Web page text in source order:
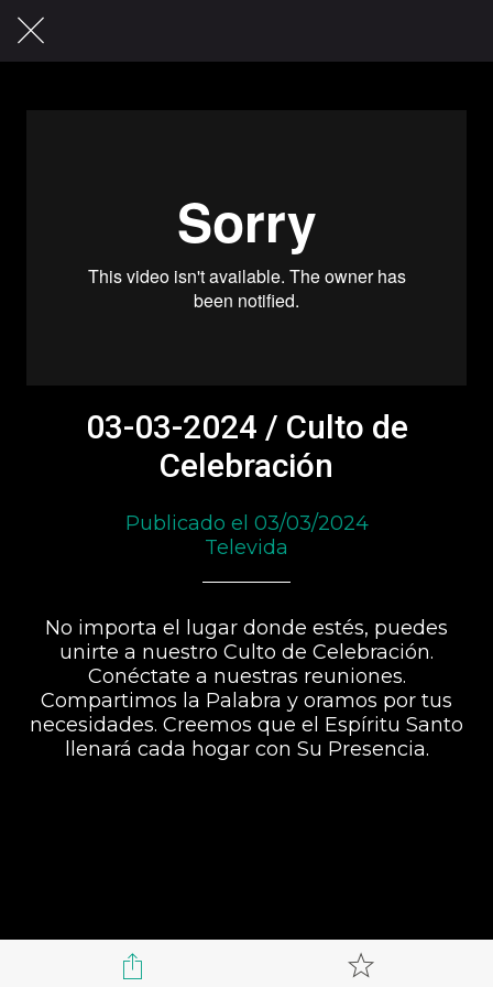
03-03-2024 / Culto de
Celebración
Publicado el 03/03/2024
Televida
No importa el lugar donde estés, puedes
unirte a nuestro Culto de Celebración.
Conéctate a nuestras reuniones.
Compartimos la Palabra y oramos por tus
necesidades. Creemos que el Espíritu Santo
llenará cada hogar con Su Presencia.